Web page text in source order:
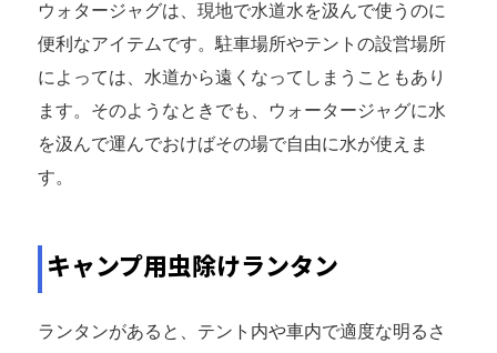
ウォタージャグは、現地で水道水を汲んで使うのに
便利なアイテムです。駐車場所やテントの設営場所
によっては、水道から遠くなってしまうこともあり
ます。そのようなときでも、ウォータージャグに水
を汲んで運んでおけばその場で自由に水が使えま
す。
キャンプ用虫除けランタン
ランタンがあると、テント内や車内で適度な明るさ